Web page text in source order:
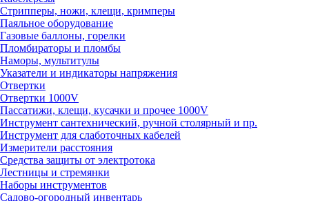
Стрипперы, ножи, клещи, кримперы
Паяльное оборудование
Газовые баллоны, горелки
Пломбираторы и пломбы
Наморы, мультитулы
Указатели и индикаторы напряжения
Отвертки
Отвертки 1000V
Пассатижи, клещи, кусачки и прочее 1000V
Инструмент сантехнический, ручной столярный и пр.
Инструмент для слаботочных кабелей
Измерители расстояния
Средства защиты от электротока
Лестницы и стремянки
Наборы инструментов
Садово-огородный инвентарь